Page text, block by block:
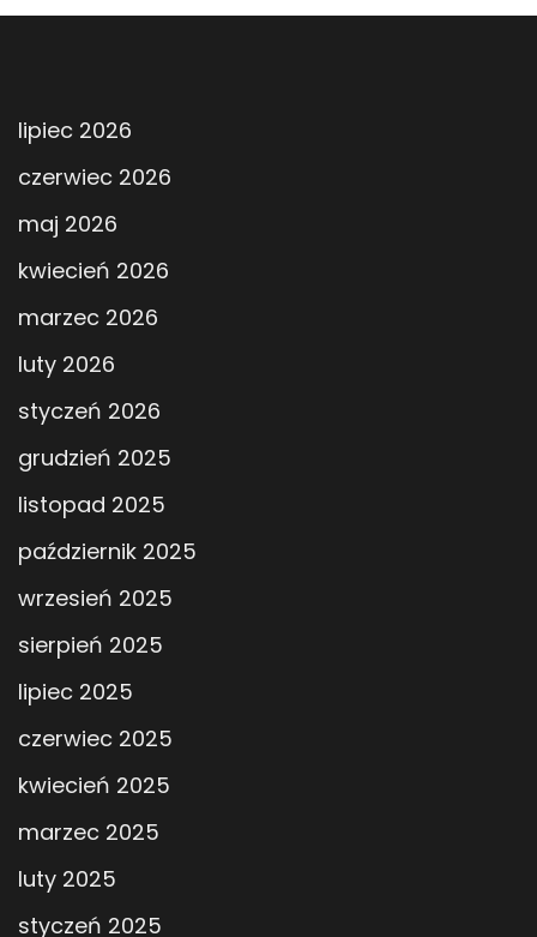
lipiec 2026
czerwiec 2026
maj 2026
kwiecień 2026
marzec 2026
luty 2026
styczeń 2026
grudzień 2025
listopad 2025
październik 2025
wrzesień 2025
sierpień 2025
lipiec 2025
czerwiec 2025
kwiecień 2025
marzec 2025
luty 2025
styczeń 2025